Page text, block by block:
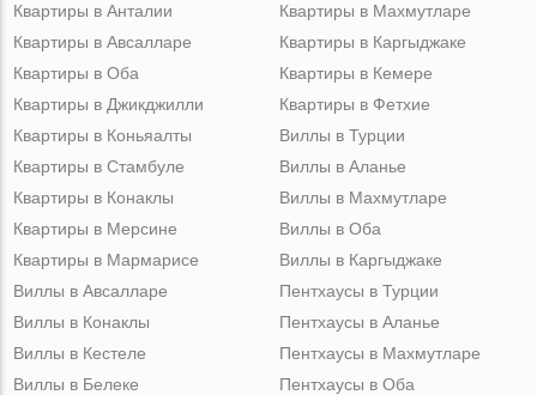
Квартиры в Анталии
Квартиры в Авсалларе
Квартиры в Оба
Квартиры в Джикджилли
Квартиры в Махмутларе
Квартиры в Каргыджаке
Квартиры в Кемере
Квартиры в Фетхие
Квартиры в Коньяалты
Квартиры в Стамбуле
Квартиры в Конаклы
Квартиры в Мерсине
Квартиры в Мармарисе
Виллы в Турции
Виллы в Аланье
Виллы в Махмутларе
Виллы в Оба
Виллы в Каргыджаке
Виллы в Авсалларе
Виллы в Конаклы
Виллы в Кестеле
Виллы в Белеке
Пентхаусы в Турции
Пентхаусы в Аланье
Пентхаусы в Махмутларе
Пентхаусы в Оба